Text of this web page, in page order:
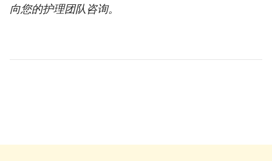
向您的护理团队咨询。